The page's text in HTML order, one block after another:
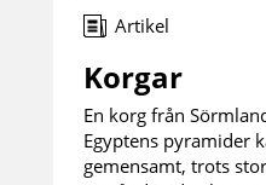
Artikel
Korgar
En korg från
Egyptens pyramider
gemensamt, trots